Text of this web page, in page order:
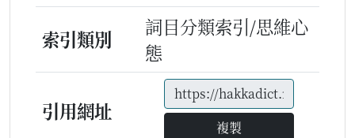
索引類別
詞目分類索引/思維心
態
引用網址
複製